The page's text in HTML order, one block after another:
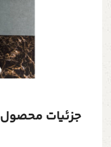
جزئیات محصول